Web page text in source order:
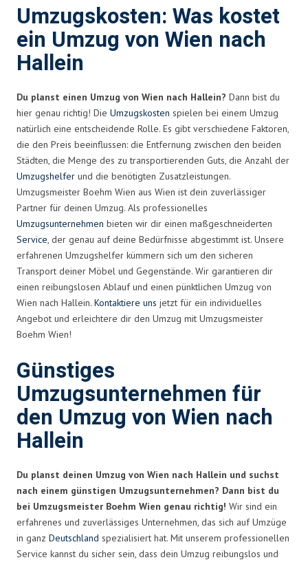
Umzugskosten: Was kostet
ein Umzug von Wien nach
Hallein
Du planst einen Umzug von Wien nach Hallein? Dann bist du
hier genau richtig! Die Umzugskosten spielen bei einem Umzug
natürlich eine entscheidende Rolle. Es gibt verschiedene Faktoren,
die den Preis beeinflussen: die Entfernung zwischen den beiden
Städten, die Menge des zu transportierenden Guts, die Anzahl der
Umzugshelfer und die benötigten Zusatzleistungen.
Umzugsmeister Boehm Wien aus Wien ist dein zuverlässiger
Partner für deinen Umzug. Als professionelles
Umzugsunternehmen bieten wir dir einen maßgeschneiderten
Service, der genau auf deine Bedürfnisse abgestimmt ist. Unsere
erfahrenen Umzugshelfer kümmern sich um den sicheren
Transport deiner Möbel und Gegenstände. Wir garantieren dir
einen reibungslosen Ablauf und einen pünktlichen Umzug von
Wien nach Hallein. Kontaktiere uns jetzt für ein individuelles
Angebot und erleichtere dir den Umzug mit Umzugsmeister
Boehm Wien!
Günstiges
Umzugsunternehmen für
den Umzug von Wien nach
Hallein
Du planst deinen Umzug von Wien nach Hallein und suchst
nach einem günstigen Umzugsunternehmen? Dann bist du
bei Umzugsmeister Boehm Wien genau richtig! Wir sind ein
erfahrenes und zuverlässiges Unternehmen, das sich auf Umzüge
in ganz Deutschland spezialisiert hat. Mit unserem professionellen
Service kannst du sicher sein, dass dein Umzug reibungslos und